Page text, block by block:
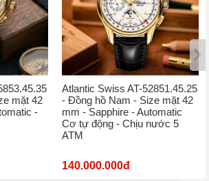
mặt 42
-
Atlantic Swiss AT-52851.45.25
- Đồng hồ Nam - Size mặt 42
mm - Sapphire - Automatic
Cơ tự động - Chịu nước 5
ATM
140.000.000đ